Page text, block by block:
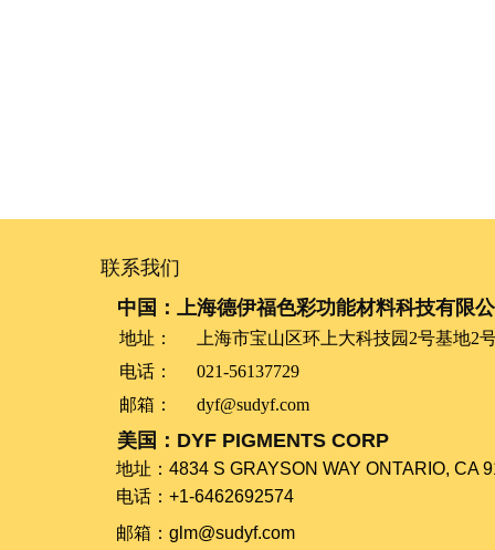
地址：
上海市宝山区环上大科技园2号基地2
电话：
021-56137729
邮箱：
dyf@sudyf.com
联系我们
中国：上海德伊福色彩功能材料科技有限
美国：DYF PIGMENTS CORP
地址：​​​​​​​4834 S GRAYSON WAY ONTARIO, CA
电话：+1-6462692574
​​​​​​​邮箱：glm@sudyf.com